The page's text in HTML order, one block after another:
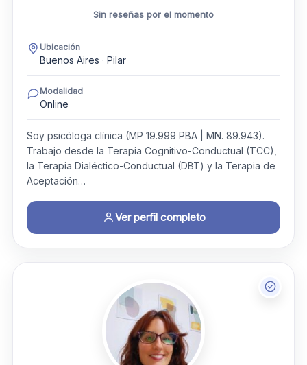
Sin reseñas por el momento
Ubicación
Buenos Aires · Pilar
Modalidad
Online
Soy psicóloga clínica (MP 19.999 PBA | MN. 89.943).
Trabajo desde la Terapia Cognitivo-Conductual (TCC),
la Terapia Dialéctico-Conductual (DBT) y la Terapia de
Aceptación…
Ver perfil completo